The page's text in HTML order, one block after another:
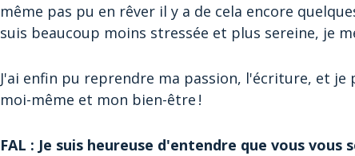
même pas pu en rêver il y a de cela encore
suis beaucoup moins stressée et plus sereine, je
J'ai enfin pu reprendre ma passion, l'écriture, et je
moi-même et mon bien-être !
FAL : Je suis heureuse d'entendre que vous vous